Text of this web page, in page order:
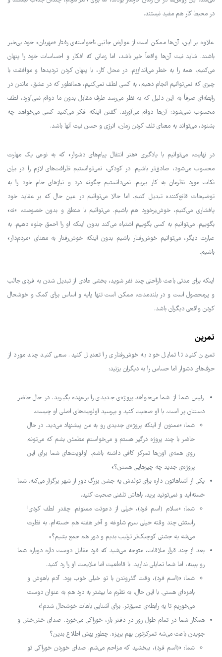
در محیط کار هم مفید نیستند.
علاوه بر این، آن‌ها ممکن است از عوارض جانبی ناخواسته‌ی رفتار «مهربان» خود بی‌خبر
باشند. شاید نیت آن‌ها واقعاً خیر باشد، اما زمانی که افکار و احساسات خود را پنهان
می‌کنیم، همه را به خطر می‌انداززم. در محل کار، با پنهان کردن تردیدها و موافقت با
چیزی که نمی‌توانیم انجام دهیم، به کسی لطف نمی‌کنیم، همانطور که در عشق، ماندن در
رابطه‌ای صرفاً به این دلیل که به نظر می‌رسد طرف مقابل بدون ما دوام نمی‌آورد، لطف
محسوب نمی‌شود: آن‌ها دوام می‌آورند. گفتن اینکه فکر می‌کنید کسی می‌خواهد چه
بشنود، می‌تواند به معنای تلف کردن زمان، انرژی و حسن نیت آنها باشد.
در نهایت، می‌توانیم با یادگیری «هنر انتقال پیام‌های دشوار» که به نوعی یک مهارت
محسوب می‌شود، صادق‌تر باشیم. در کودکی، نمی‌توانستیم ظرافت‌های لازم را در بیان
نکات مورد نظرمان به کار ببریم. نمی‌دانستیم چگونه درد و نیازهای خام خود را به
توضیحات قانع‌کننده تبدیل کنیم. اما حالا می‌توانیم در عین حال که بر عقاید خود
پافشاری می‌کنیم، خوش‌برخورد هم باشیم. می‌توانیم با منطق و بدون خصومت، «نه»
بگوییم. می‌توانیم به کسی بگوییم اشتباه می‌کند بدون اینکه او را احمق جلوه دهیم. به
عبارت دیگر، می‌توانیم خوش‌رفتار باشیم بدون اینکه خوش‌رفتار به معنای «مردم‌دار»
باشیم.
اینکه برای مدتی باعث ناراحتی چند نفر شوید، بخشی عادی از تبدیل شدن به فردی جالب
و پرمحصول است و در بلندمدت، ممکن است تنها پایه و اساس برای کمک و خوشحال
کردن واقعی دیگران باشد.
تمرین
تمرین کنید تا تمایل خود به خوش‌رفتاری را تعدیل کنید. سعی کنید چند مورد از
حرف‌های دشوار اما حساس را به دیگران بزنید:
رئیس شما از شما می‌خواهد پروژه‌ی جدیدی را برعهده بگیرید. در حال حاضر
دستتان پر است. با او صحبت کنید و بپرسید اولویت‌های اصلی او چیست.
شما: «ممنون از اینکه پروژه‌ی جدیدی رو به من پیشنهاد می‌دید. در حال
حاضر با چند پروژه درگیر هستم و می‌خواستم مطمئن بشم که می‌تونم
روی همه‌ی اون‌ها تمرکز کافی داشته باشم. اولویت‌های شما برای این
پروژه‌ی جدید چه چیزهایی هستن؟»
یکی از آشناهاتون داره برای تولدش یه جشن بزرگ دور از شهر برگزار می‌کنه. شما
خسته‌اید و نمی‌تونید برید. باهاش تلفنی صحبت کنید.
شما: «سلام (اسم فرد)، خیلی از دعوتت ممنونم. چقدر لطف کردی!
راستش چند وقته خیلی سرم شلوغه و آخر هفته هم خسته‌ام. به نظرت
می‌شه یه جشنی کوچیک‌تر ترتیب بدیم و دور هم جمع بشیم؟»
بعد از چند قرار ملاقات، متوجه می‌شید که فرد مقابل دوست داره دوباره شما
رو ببینه، اما شما تمایلی ندارید. با قاطعیت اما ملایمت او را رد کنید.
شما: «(اسم فرد)، وقت گذروندن با تو خیلی خوب بود. آدم باهوش و
بامزه‌ای هستی. با این حال، به نظرم ما بیشتر به درد هم به عنوان دوست
می‌خوریم تا یه رابطه‌ی عمیق‌تر. برای آشنایی باهات خوشحال شدم!»
همکار شما در تمام طول روز در دفتر باز، خوراکی می‌خورد. صدای خش‌خش و
جویدن باعث می‌شه تمرکزتون بهم بریزه. چطور بهش اطلاع بدین؟
شما: «(اسم فرد)، ببخشید که مزاحم می‌شم. صدای خوردن خوراکی تو